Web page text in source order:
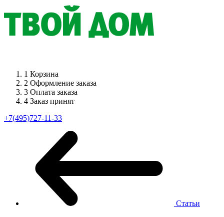
1 Корзина
2 Оформление заказа
3 Оплата заказа
4 Заказ принят
+7(495)727-11-33
Статьи